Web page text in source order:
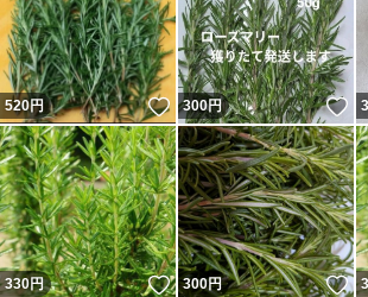
520円 いいね！
300円
330円 いいね！
300円